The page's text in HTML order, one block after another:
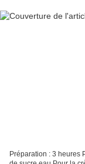
Préparation : 3 heures